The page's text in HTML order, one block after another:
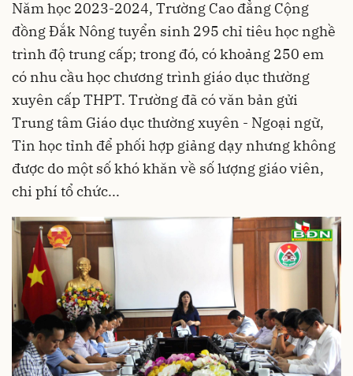
Năm học 2023-2024, Trường Cao đẳng Cộng
đồng Đắk Nông tuyển sinh 295 chỉ tiêu học nghề
trình độ trung cấp; trong đó, có khoảng 250 em
có nhu cầu học chương trình giáo dục thường
xuyên cấp THPT. Trường đã có văn bản gửi
Trung tâm Giáo dục thường xuyên - Ngoại ngữ,
Tin học tỉnh để phối hợp giảng dạy nhưng không
được do một số khó khăn về số lượng giáo viên,
chi phí tổ chức...